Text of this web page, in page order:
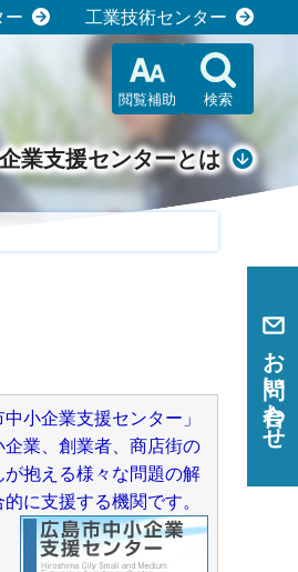
ー
工業技術センター
閲覧補助 検索
業支援センターとは
お問い合わせ
中小企業支援センター」
企業、創業者、商店街の
が抱える様々な問題の解
に支援する機関です。